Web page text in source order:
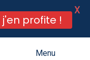
Menu
profite !
X